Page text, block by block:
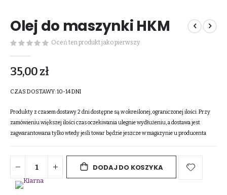
początek
galerii
Olej do maszynki HKM
Oceń ten produkt jako pierwszy
35,00 zł
CZAS DOSTAWY:10-14 DNI
Produkty z czasem dostawy 2 dni dostępne są w określonej, ograniczonej ilości. Przy
zamówieniu większej ilości czas oczekiwania ulegnie wydłużeniu, a dostawa jest
zagwarantowana tylko wtedy jeśli towar będzie jeszcze w magazynie u producenta
DODAJ DO KOSZYKA